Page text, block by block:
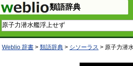
類語辞典
Weblio 辞書 > 類語辞典 > シソーラス > 原子力潜